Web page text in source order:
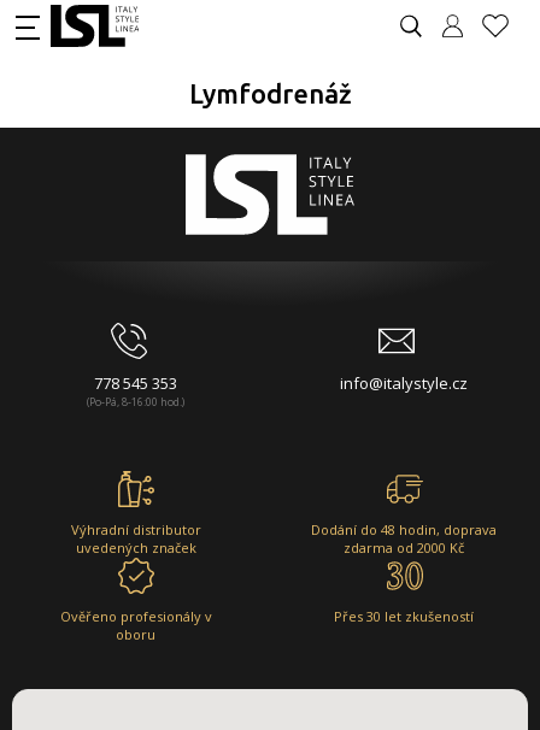
Lymfodrenáž
778 545 353
(Po-Pá, 8-16:00 hod.)
info@italystyle.cz
Výhradní distributor
uvedených značek
Dodání do 48 hodin, doprava
zdarma od 2000 Kč
Ověřeno profesionály v
oboru
Přes 30 let zkušeností